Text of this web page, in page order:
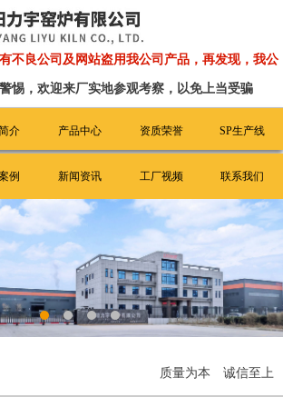
不良公司及网站盗用我公司产品，再发现，我公
惕，欢迎来厂实地参观考察，以免上当受骗
介 产品中心 资质荣誉 SP生产线
例 新闻资讯 工厂视频 联系我们
质量为本 诚信至上